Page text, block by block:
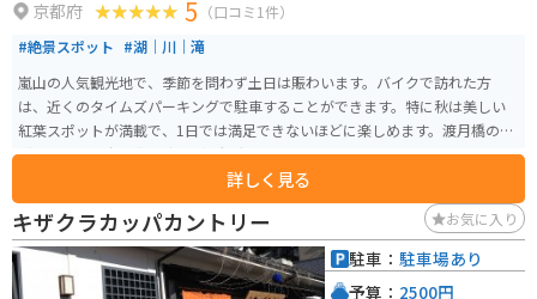
京都府 5 （口コミ1件）
#絶景スポット #湖｜川｜滝
嵐山の人気観光地で、季節を問わず土日は賑わいます。バイクで訪れた方
は、近くのタイムズパーキングで駐車することができます。特に秋は美しい
紅葉スポットが満載で、1日では満足できないほどに楽しめます。渡月橋の近
隣には、天龍寺や宝厳院などの観光地もありますので、周辺のスポットも楽
詳しく見る
キザクラカッパカントリー お気に入り
駐車： 駐車場あり
予算： 2500円